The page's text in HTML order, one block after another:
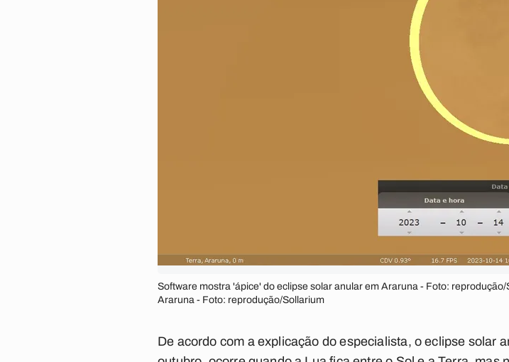
Software mostra 'ápice' do eclipse solar anular em Araruna - Foto:
Araruna - Foto: reprodução/Sollarium
De acordo com a explicação do especialista, o eclipse solar